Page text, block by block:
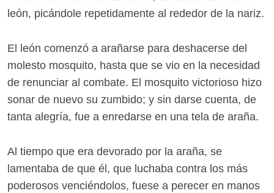
león, picándole repetidamente al rededor de la nariz.
El león comenzó a arañarse para deshacerse del
molesto mosquito, hasta que se vio en la necesidad
de renunciar al combate. El mosquito victorioso hizo
sonar de nuevo su zumbido; y sin darse cuenta, de
tanta alegría, fue a enredarse en una tela de araña.
Al tiempo que era devorado por la araña, se
lamentaba de que él, que luchaba contra los más
poderosos venciéndolos, fuese a perecer en manos